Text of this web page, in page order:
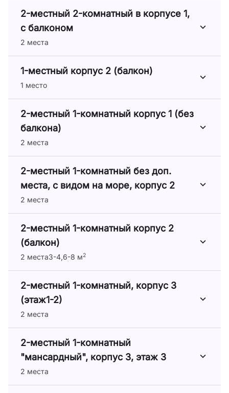
2-местный 2-комнатный в корпусе 1,
с балконом
2 места
1-местный корпус 2 (балкон)
1 место
2-местный 1-комнатный корпус 1 (без
балкона)
2 места
2-местный 1-комнатный без доп.
места, с видом на море, корпус 2
2 места
2-местный 1-комнатный корпус 2
(балкон)
2 места3-4,6-8 м2
2-местный 1-комнатный, корпус 3
(этаж1-2)
2 места
2-местный 1-комнатный
"мансардный", корпус 3, этаж 3
2 места